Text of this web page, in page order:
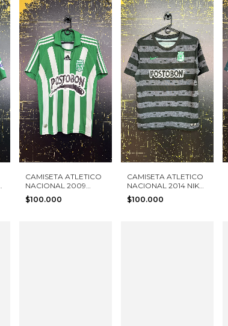
CAMISETA ATLETICO
NACIONAL 2009
ADIDAS TALLA S
NIÑO
$100.000
CAMISETA ATLETICO
NACIONAL 2014 NIKE
TALLA S
$100.000